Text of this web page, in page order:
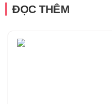
ĐỌC THÊM